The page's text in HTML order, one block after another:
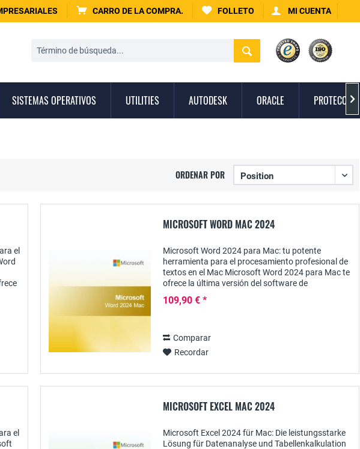
CARRO DE LA COMPRA. FOLLETO MI CUENTA
SISTEMAS OPERATIVOS UTILITIES AUTODESK ORACLE 
ORDENAR POR
el
MICROSOFT WORD MAC 2024
Microsoft Word 2024 para Mac: tu potente
herramienta para el procesamiento profesional de
textos en el Mac Microsoft Word 2024 para Mac te
ofrece la última versión del software de
diseñado...
109,90 € *
Comparar
Recordar
el
MICROSOFT EXCEL MAC 2024
Microsoft Excel 2024 für Mac: Die leistungsstarke
Lösung für Datenanalyse und Tabellenkalkulation